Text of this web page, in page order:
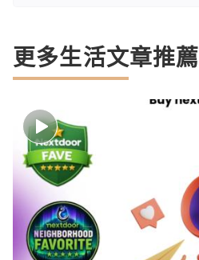
更多生活文章推薦